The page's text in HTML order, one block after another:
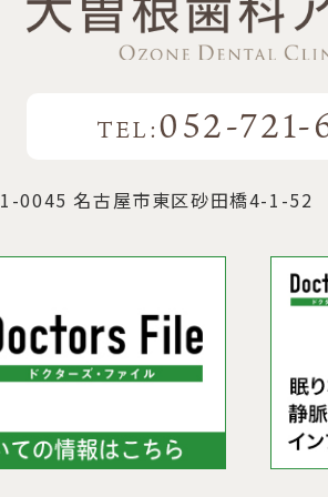
TEL:052-721-
0045 名古屋市東区砂田橋4-1-52